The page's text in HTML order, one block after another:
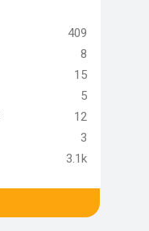
409
8
15
5
12
3
3.1k